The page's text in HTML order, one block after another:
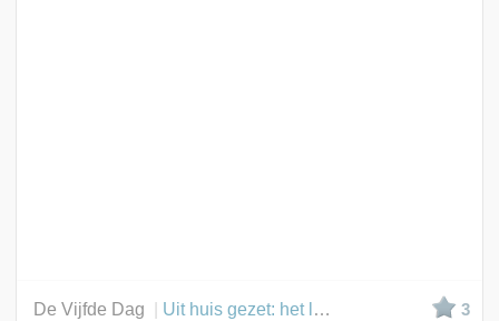
De Vijfde Dag Uit huis gezet: het leven na de laatste kans 3